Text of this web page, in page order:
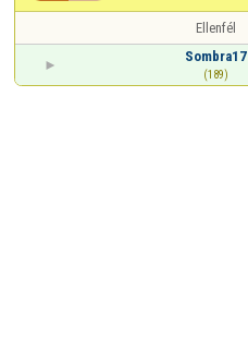
Ellenfél
Sombra17
(189)